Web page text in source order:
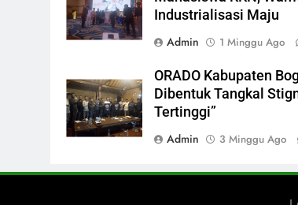
Industrialisasi Maju
Admin
1 Minggu Ago
ORADO Kabupaten
Dibentuk Tangkal
Tertinggi”
Admin
3 Minggu Ago